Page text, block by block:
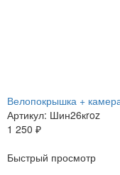
Велопокрышка +
Артикул: Шин26кroz
1 250 ₽
Быстрый просмотр